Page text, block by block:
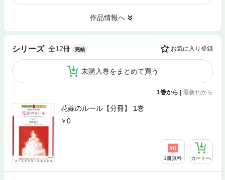
作品情報へ
シリーズ 全12冊 完結 お気に入り登録
未購入巻をまとめて買う
1巻から 最新刊から
花嫁のルール【分冊】 1巻
0
1冊無料 カートへ